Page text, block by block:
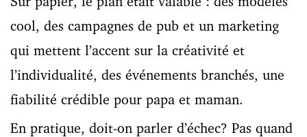
cool, des campagnes de pub et un marketing
qui mettent l’accent sur la créativité et
l’individualité, des événements branchés, une
fiabilité crédible pour papa et maman.
En pratique, doit-on parler d’échec? Pas quand